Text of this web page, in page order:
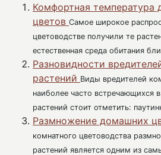
Комфортная температура
цветов Самое широкое
цветоводстве получили те
естественная среда обитания
Разновидности
растений Виды вредителей
наиболее часто встречающихся
растений стоит отметить:
Размножение домашних
комнатного цветоводства
растений является одним из